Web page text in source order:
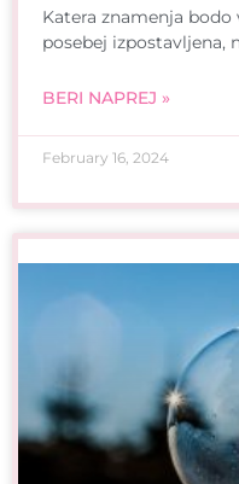
Katera znamenja
posebej izpostavljena,
BERI NAPREJ »
February 16, 2024